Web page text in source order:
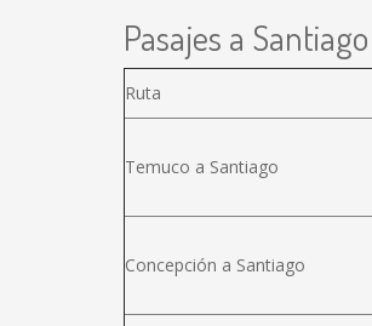
Pasajes a
Ruta
Temuco a Santiago
Concepción a Santiago